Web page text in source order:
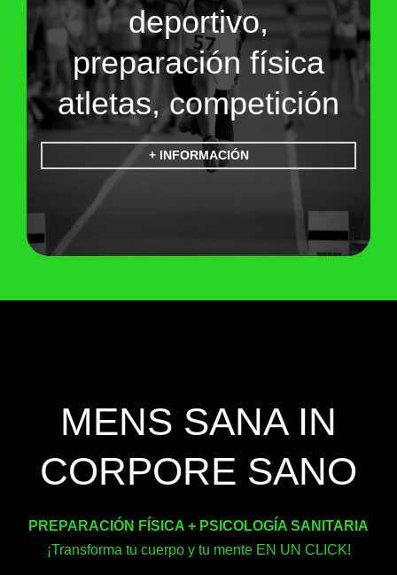
deportivo,
preparación física
atletas, competición
+ INFORMACIÓN
MENS SANA IN
CORPORE SANO
PREPARACIÓN FÍSICA + PSICOLOGÍA SANITARIA
¡Transforma tu cuerpo y tu mente EN UN CLICK!